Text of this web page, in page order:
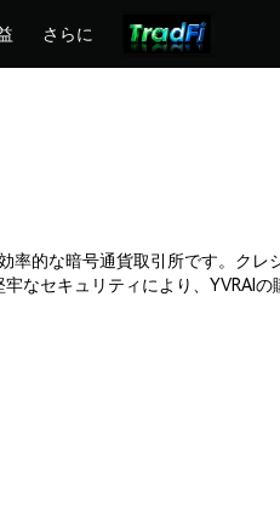
さらに
的な暗号通貨取引所です。クレ
なセキュリティにより、YVRAI